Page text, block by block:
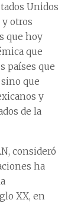
Unidos
otros
que hoy
que
países que
que
y
de la
consideró
ha
XX, en